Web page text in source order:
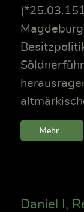
Mehr...
Daniel I,